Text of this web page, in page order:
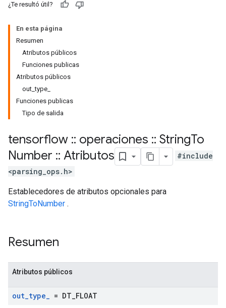
¿Te resultó útil?
En esta página
Resumen
Atributos públicos
Funciones publicas
Atributos públicos
out_type_
Funciones publicas
Tipo de salida
tensorflow :: operaciones :: StringTo
Number :: Atributos
#include
<parsing_ops.h>
Establecedores de atributos opcionales para
StringToNumber .
Resumen
Atributos públicos
out_type_ = DT FLOAT